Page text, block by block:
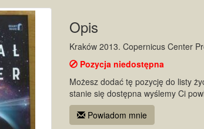
Opis
Kraków 2013. Copernicus Center
Pozycja niedostępna
Możesz dodać tę pozycję do listy
stanie się dostępna wyślemy Ci
Powiadom mnie